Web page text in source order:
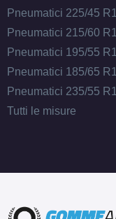
Pneumatici 225/45
Pneumatici 215/60
Pneumatici 195/55
Pneumatici 185/65
Pneumatici 235/55
Tutti le misure